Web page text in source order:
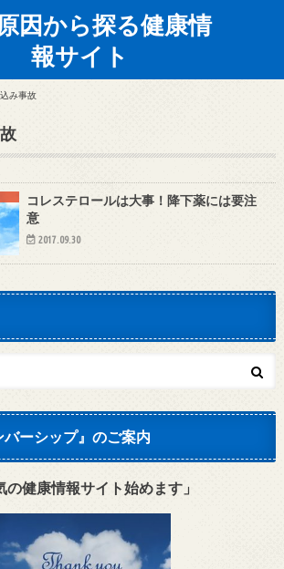
因から探る健康情
報サイト
み事故
コレステロールは大事！降下薬には要注
意
2017.09.30
バーシップ』のご案内
の健康情報サイト始めます」